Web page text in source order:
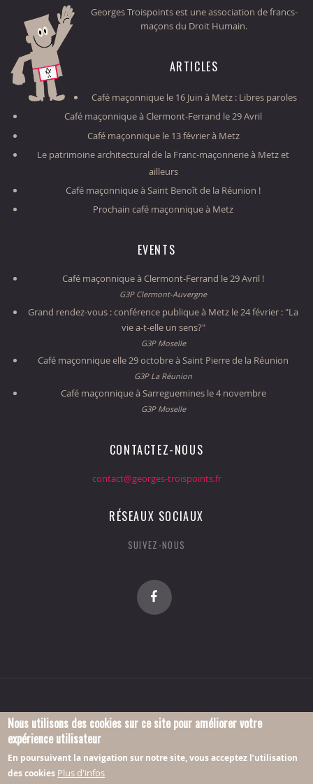
Georges Troispoints est une association de francs-
maçons du Droit Humain.
ARTICLES
Café maçonnique le 16 Juin à Metz : Libres paroles
Café maçonnique à Clermont-Ferrand le 29 Avril
Café maçonnique le 13 février à Metz
Le patrimoine architectural de la Franc-maçonnerie à Metz et
ailleurs
Café maçonnique à Saint Benoît de la Réunion !
Prochain café maçonnique à Metz
EVENTS
Café maçonnique à Clermont-Ferrand le 29 Avril !
G3P Clermont-Auvergne
Grand rendez-vous : conférence publique à Metz le 24 février : "La
vie a-t-elle un sens?"
G3P Moselle
Café maçonnique elle 29 octobre à Saint Pierre de la Réunion
G3P La Réunion
Café maçonnique à Sarreguemines le 4 novembre
G3P Moselle
CONTACTEZ-NOUS
contact@georges-troispoints.fr
RÉSEAUX SOCIAUX
SUIVEZ-NOUS
Nous utilisons des cookies sur ce site pour améliorer votre
expérience utilisateur
En poursuivant la navigation sur notre site, vous acceptez l’utilisation
des cookies Plus d'infos